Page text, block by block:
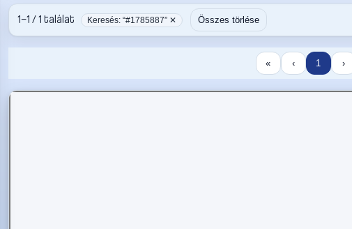
1–1 / 1 találat Keresés: “#1785887” ✕ Összes törlése
« ‹ 1 ›